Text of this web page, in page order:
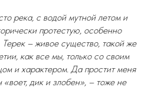
река, с водой мутной летом и
протестую, особенно
Терек – живое существо, такой же
как все мы, только со своим
и характером. Да простит меня
«воет, дик и злобен», – тоже не